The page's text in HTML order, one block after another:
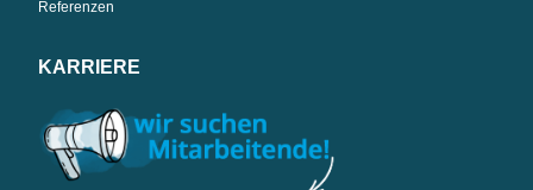
Referenzen
KARRIERE